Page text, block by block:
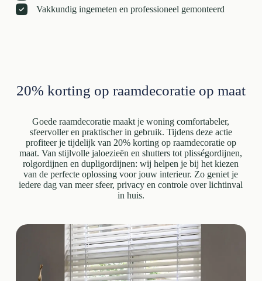
Vakkundig ingemeten en professioneel gemonteerd
20% korting op raamdecoratie op maat
Goede raamdecoratie maakt je woning comfortabeler,
sfeervoller en praktischer in gebruik. Tijdens deze actie
profiteer je tijdelijk van 20% korting op raamdecoratie op
maat. Van stijlvolle jaloezieën en shutters tot plisségordijnen,
rolgordijnen en dupligordijnen: wij helpen je bij het kiezen
van de perfecte oplossing voor jouw interieur. Zo geniet je
iedere dag van meer sfeer, privacy en controle over lichtinval
in huis.